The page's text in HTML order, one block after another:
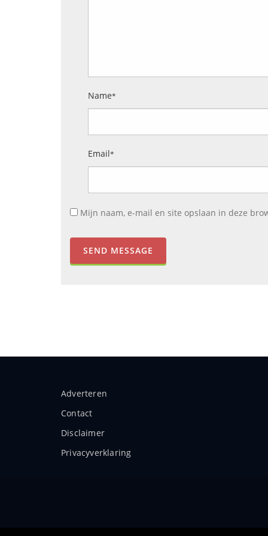
Name*
Email*
Mijn naam, e-mail en site opslaan in deze
Adverteren
Contact
Disclaimer
Privacyverklaring